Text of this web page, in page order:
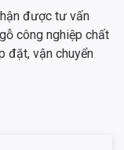
được tư vấn
công nghiệp chất
đặt, vận chuyển